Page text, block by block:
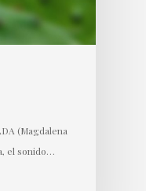
(Magdalena
el sonido…